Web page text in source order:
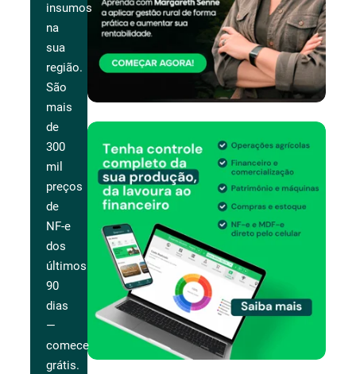
insumos
na
sua
região.
São
mais
de
300
mil
preços
de
NF-e
dos
últimos
90
dias
—
comece
grátis.